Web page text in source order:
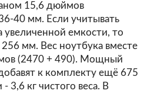
15,6 дюймов
40 мм. Если учитывать
увеличенной емкости, то
мм. Вес ноутбука вместе
(2470 + 490). Мощный
к комплекту ещё 675
3,6 кг чистого веса. В